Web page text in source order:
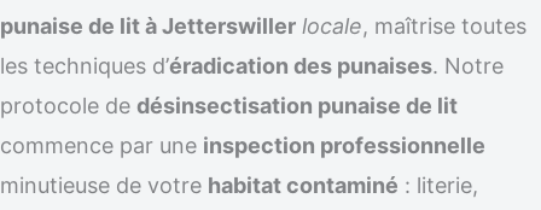
punaise de lit à Jetterswiller locale, maîtrise toutes
les techniques d’éradication des punaises. Notre
protocole de désinsectisation punaise de lit
commence par une inspection professionnelle
minutieuse de votre habitat contaminé : literie,